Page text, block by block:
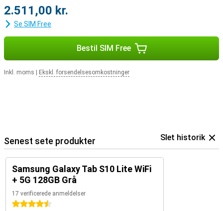
2.511,00 kr.
Se SIM Free
Bestil SIM Free
Inkl. moms Ekskl. forsendelsesomkostninger
Senest sete produkter Slet historik
Samsung Galaxy Tab S10 Lite WiFi
+ 5G 128GB Grå
17 verificerede anmeldelser
4.5 stjerner